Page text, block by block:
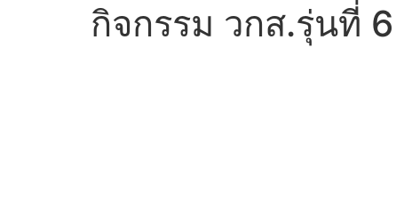
กิจกรรม วกส.รุ่นที่